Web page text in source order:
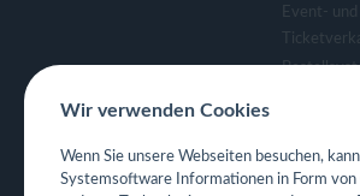
Event-
Eigene
Wir verwenden Cookies
Wenn Sie unsere Webseiten besuchen,
Systemsoftware Informationen in Form von